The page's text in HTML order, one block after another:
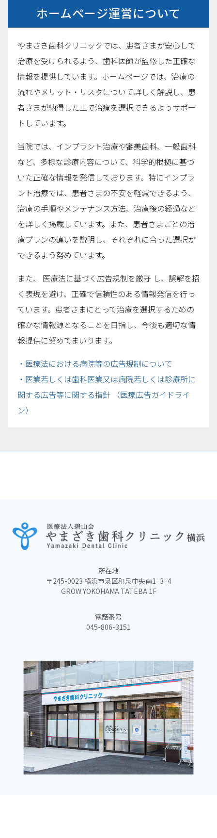
ホームページ運営について
やまざき歯科クリニックでは、患者さまが安心して
治療を受けられるよう、歯科医師が監修した正確な
情報を提供しています。ホームページでは、治療の
流れやメリット・リスクについて詳しく解説し、患
者さまが納得した上で治療を選択できるようサポー
トしています。
当院では、インプラント治療や審美歯科、一般歯科
など、多様な診療内容について、科学的根拠に基づ
いた正確な情報を発信しております。特にインプラ
ント治療では、患者さまの不安を軽減できるよう、
治療の手順やメンテナンス方法、治療後の経過など
を詳しく掲載しています。また、患者さまごとの治
療プランの違いを説明し、それぞれに合った選択が
できるよう努めています。
また、 医療法に基づく広告規制を厳守 し、誤解を招
く表現を避け、正確で信頼性のある情報発信を行っ
ています。患者さまにとって治療を選択するための
確かな情報源となることを目指し、今後も適切な情
報提供に努めてまいります。
・医療法における病院等の広告規制について
・医業若しくは歯科医業又は病院若しくは診療所に
関する広告等に関する指針 （医療広告ガイドライ
ン）
所在地
〒245-0023 横浜市泉区和泉中央南1−3−4
GROW YOKOHAMA TATEBA 1F
電話番号
045-806-3151